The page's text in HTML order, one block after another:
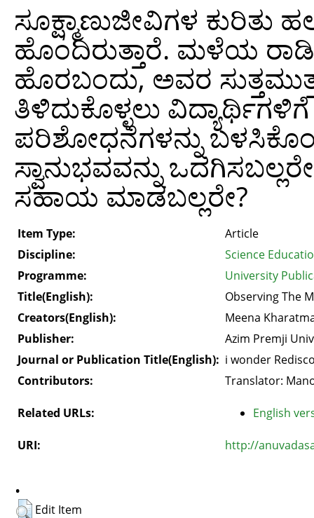
ಸೂಕ್ಷ್ಮಾಣುಜೀವಿಗಳ ಕುರಿತು
ಹೊಂದಿರುತ್ತಾರೆ. ಮಳೆಯ
ಹೊರಬಂದು, ಅವರ
ತಿಳಿದುಕೊಳ್ಳಲು
ಪರಿಶೋಧನೆಗಳನ್ನು
ಸ್ವಾನುಭವವನ್ನು
ಸಹಾಯ ಮಾಡಬಲ್ಲರೇ?
Item Type:
Article
Discipline:
Science
Programme:
University
Title(English):
Observing The
Creators(English):
Meena
Publisher:
Azim Premji
Journal or Publication Title(English): i wonder
Contributors:
Translator:
Related URLs: English
URI: http://
.
Edit Item